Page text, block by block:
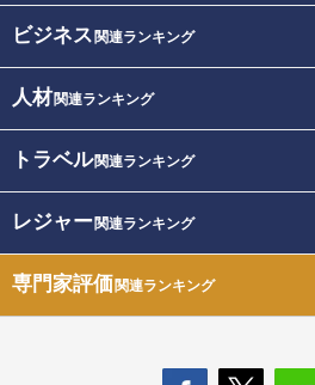
ビジネス 関連ランキング
人材関連ランキング
トラベル関連ランキング
レジャー関連ランキング
専門家評価関連ランキング